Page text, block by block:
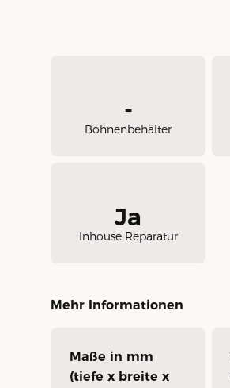
-
Bohnenbehälter
Ja
Inhouse Reparatur
Mehr Informationen
Maße in mm
(tiefe x breite x